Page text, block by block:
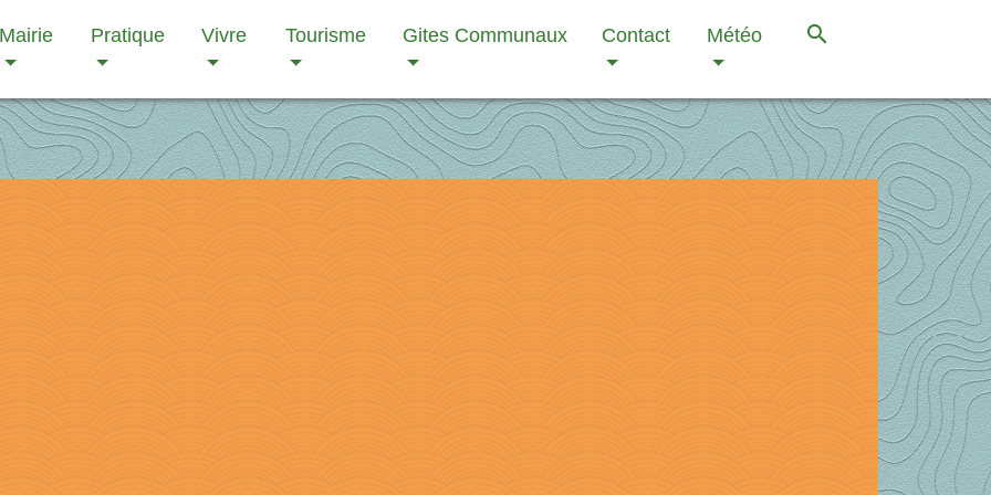
Mairie Pratique Vivre Tourisme Gites Communaux Contact Météo search